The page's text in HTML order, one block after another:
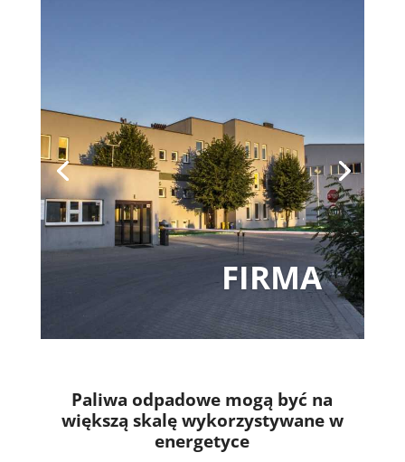
FIRMA
Paliwa odpadowe mogą być na
większą skalę wykorzystywane w
energetyce